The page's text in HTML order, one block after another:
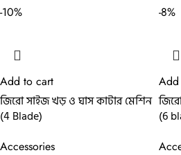
-10%
Add to cart
জিরো সাইজ খড় ও ঘাস কাটার মেশিন
(4 Blade)
Accessories
-8%
(6